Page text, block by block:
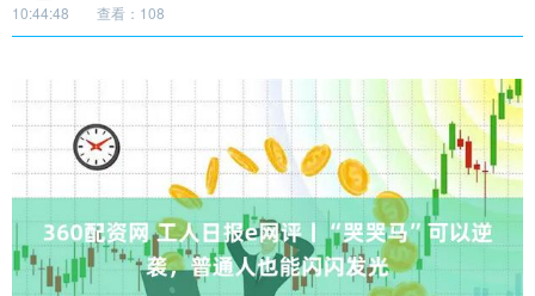
10:44:48
查看：108